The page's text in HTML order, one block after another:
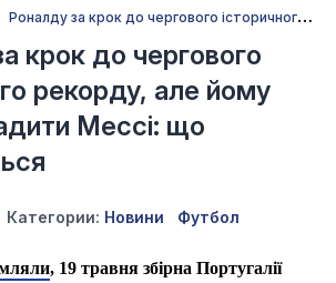
Р
оналду за крок до чергового історичного рекорду, але йому може завадити Мессі: що відбувається
крок до чергового
рекорду, але йому
Мессі: що
Категории: Новини Футбол
, 19 травня збірна Португалії